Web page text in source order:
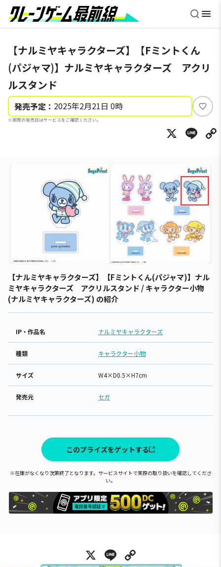
【ナルミヤキャラクターズ】【Fミントくん
(パジャマ)】ナルミヤキャラクターズ アクリ
ルスタンド
発売予定： 2025年2月21日 0時
※実際の発売日はサービスをご確認ください。
い
ね
X
【ナルミヤキャラクターズ】【Fミントくん(パジャマ)】ナル
ミヤキャラクターズ アクリルスタンド / キャラクター小物
(ナルミヤキャラクターズ) の紹介
IP・作品名 ナルミヤキャラクターズ
種類 キャラクター小物
サイズ W4×D0.5×H7cm
発売元 セガ
このプライズをゲットする
※在庫がなくなり次第終了となります。サービスサイトで実際の取り扱いを確認してくださ
い。
X Line